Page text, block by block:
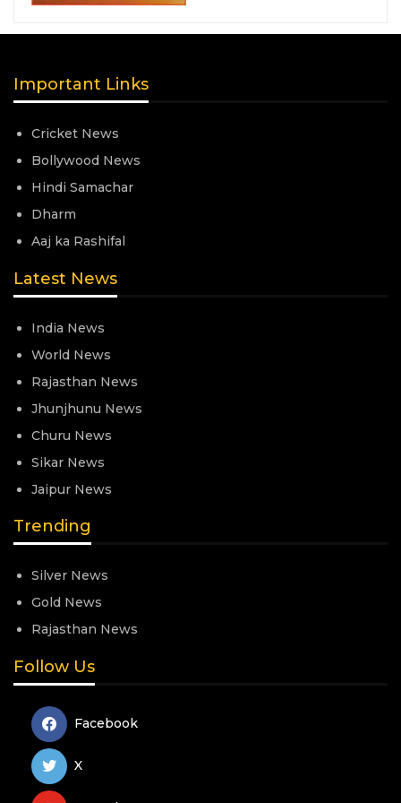
Important Links
Cricket News
Bollywood News
Hindi Samachar
Dharm
Aaj ka Rashifal
Latest News
India News
World News
Rajasthan News
Jhunjhunu News
Churu News
Sikar News
Jaipur News
Trending
Silver News
Gold News
Rajasthan News
Follow Us
Facebook
X